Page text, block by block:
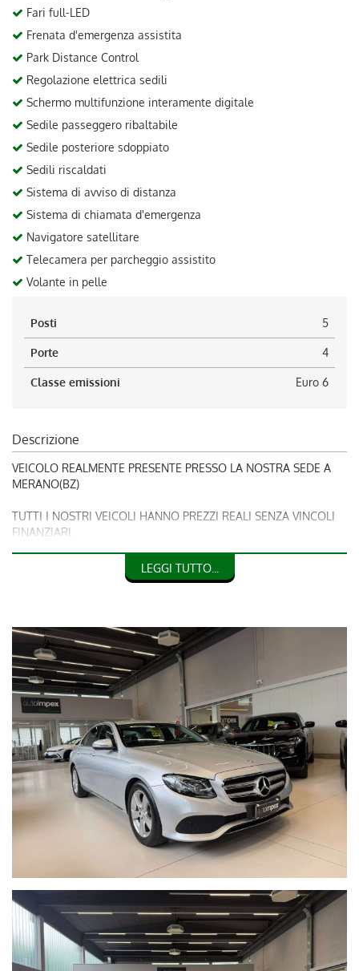
Fari full-LED
Frenata d'emergenza assistita
Park Distance Control
Regolazione elettrica sedili
Schermo multifunzione interamente digitale
Sedile passeggero ribaltabile
Sedile posteriore sdoppiato
Sedili riscaldati
Sistema di avviso di distanza
Sistema di chiamata d'emergenza
Navigatore satellitare
Telecamera per parcheggio assistito
Volante in pelle
Posti 5
Porte 4
Classe emissioni Euro 6
Descrizione
VEICOLO REALMENTE PRESENTE PRESSO LA NOSTRA SEDE A
MERANO(BZ)
TUTTI I NOSTRI VEICOLI HANNO PREZZI REALI SENZA VINCOLI
FINANZIARI.
OFFRIAMO LA POSSIBILITA’ DI UNA CONSULENZA
DIRETTA(VIDEOCONFERENZA) VIA WHATSAPP O FACETIME.
MESI, INTERAMENTE FINANZIABILE,
PARI AL NUOVO.WIR SPRECHEN DEUTSCH, WE SPEAK ENGLISH.
RISERVA DI INTERVENDITA E/O ERRORI DI SCRITTURA
* VENITE A VISITARE LA NOSTRA SEDE AUTOIMPEX A
MERANO(BZ) IN VIA ALOIS KUPERION 2-4
VISITATE IL NOSTRO SITO WWW.AUTOIMPEX.IT *
PER QUESTA VETTURA IN OGGETTO CONTATTARE SIG.
* KRONAUER TEL : 389-544-5355
MERCEDES E220D BERLINA 194CV
ARGENTO MET
INTERNI IN PELLE/TESSUTO NERO
SEDILI SPORTIVI REGOLABILI ELETTRICAMENTE
SEDILI ANTERIORI RISCALDABILI
PACCHETTO LUCI AMBIENTE PREMIUM
AVVISO ANGOLO MORTO
TELECAMERA POSTERIORE
SENSORI DI PARCHEGGIO ATNT/POST
CRUISE CONTROL
FRENATA EMERGENZA ASSISTITA
LEGGI TUTTO...